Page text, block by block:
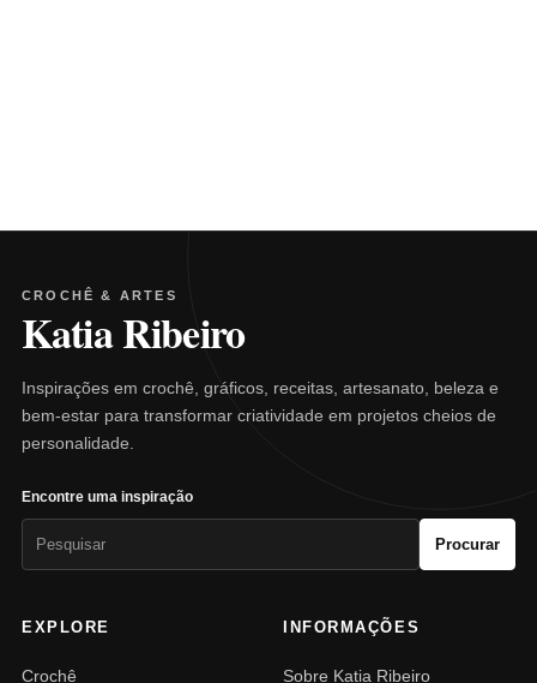
CROCHÊ & ARTES
Katia Ribeiro
Inspirações em crochê, gráficos, receitas, artesanato, beleza e
bem-estar para transformar criatividade em projetos cheios de
personalidade.
Encontre uma inspiração
Procurar
EXPLORE
Crochê
INFORMAÇÕES
Sobre Katia Ribeiro